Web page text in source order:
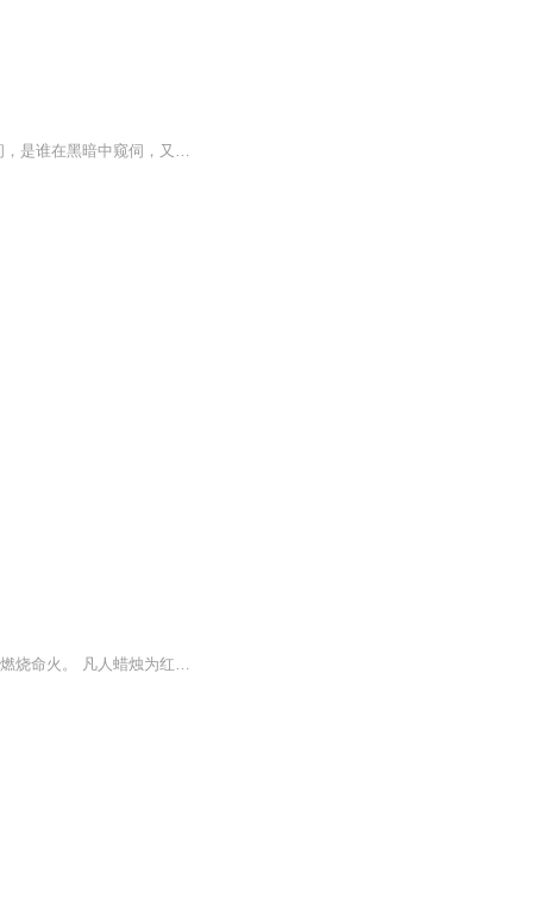
【内容简介】每天20点更新1集流星划破长空，同样划破了世界的平静。超凡的力量降临人间，是谁在黑暗中窥伺，又是谁在我耳边低语。当咆哮粉碎苍穹，当力量踏平深渊，当所有的生死都被主宰……他们称呼我为——神。【作者/主播简介】作者：熊狼狗，网络小说...
王福穿越而来，金手指是能看到万物生灵的命火蜡烛。 人人都有一根蜡烛，以运道为蜡油，燃烧命火。 凡人蜡烛为红色，遭逢厄运变黑。 但是，只有一种存在的蜡烛是白色，鬼！ 当然睁开眼时，见到收留他的道观主人，蜡烛是白的。